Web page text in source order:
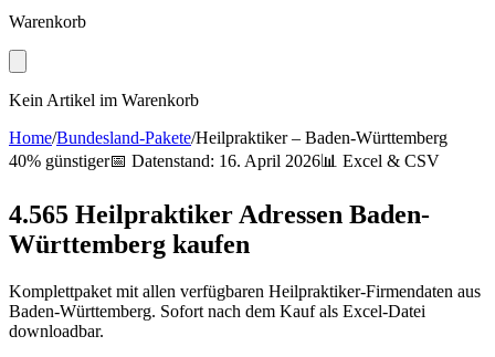
Warenkorb
Kein Artikel im Warenkorb
Home/Bundesland-Pakete/Heilpraktiker– Baden-Württemberg
40% günstiger📅 Datenstand: 16. April 2026📊 Excel & CSV
4.565 Heilpraktiker Adressen Baden-
Württemberg kaufen
Komplettpaket mit allen verfügbaren Heilpraktiker-Firmendaten aus
Baden-Württemberg. Sofort nach dem Kauf als Excel-Datei
downloadbar.